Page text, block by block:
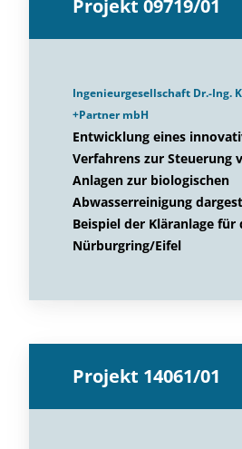
Projekt 09719/01
Ingenieurgesellschaft Dr.-Ing.
+Partner mbH
Entwicklung eines
Verfahrens zur Steuerung
Anlagen zur biologischen
Abwasserreinigung
Beispiel der Kläranlage für
Nürburgring/Eifel
Projekt 14061/01